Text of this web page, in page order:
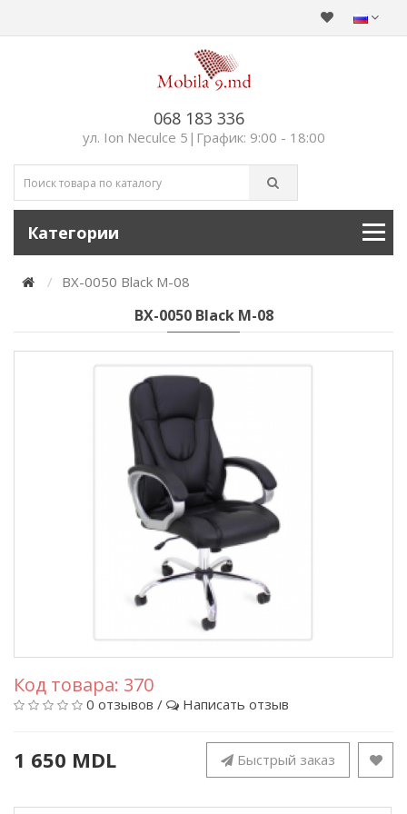
068 183 336
ул. Ion Neculce 5|График: 9:00 - 18:00
Категории
BX-0050 Black M-08
BX-0050 Black M-08
Код товара: 370
0 отзывов / Написать отзыв
1 650 MDL Быстрый заказ